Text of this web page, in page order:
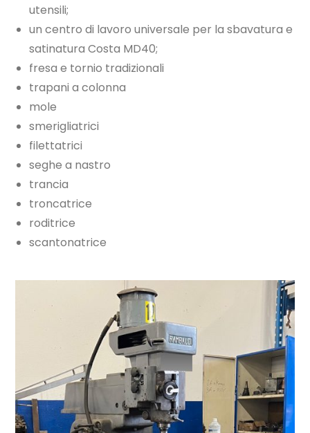
utensili;
un centro di lavoro universale per la sbavatura e
satinatura Costa MD40;
fresa e tornio tradizionali
trapani a colonna
mole
smerigliatrici
filettatrici
seghe a nastro
trancia
troncatrice
roditrice
scantonatrice